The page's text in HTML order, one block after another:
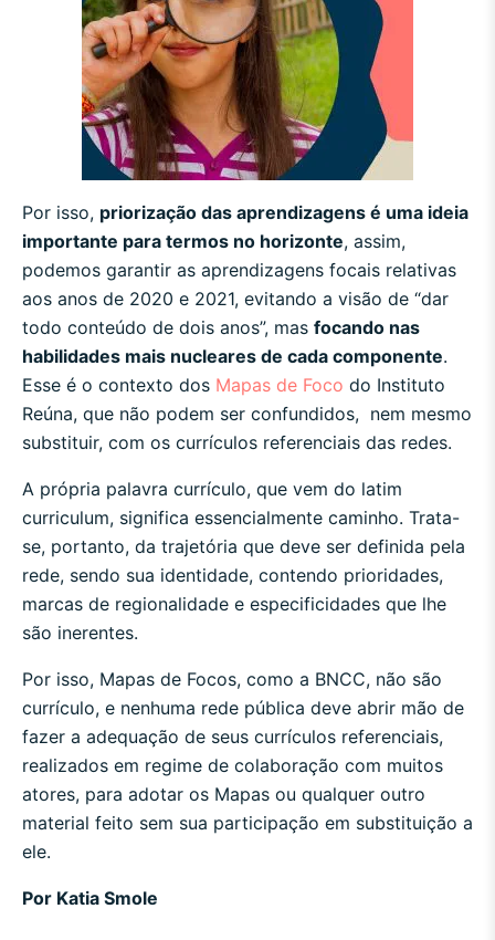
Por isso, priorização das aprendizagens é uma ideia
importante para termos no horizonte, assim,
podemos garantir as aprendizagens focais relativas
aos anos de 2020 e 2021, evitando a visão de “dar
todo conteúdo de dois anos”, mas focando nas
habilidades mais nucleares de cada componente.
Esse é o contexto dos Mapas de Foco do Instituto
Reúna, que não podem ser confundidos, nem mesmo
substituir, com os currículos referenciais das redes.
A própria palavra currículo, que vem do latim
curriculum, significa essencialmente caminho. Trata-
se, portanto, da trajetória que deve ser definida pela
rede, sendo sua identidade, contendo prioridades,
marcas de regionalidade e especificidades que lhe
são inerentes.
Por isso, Mapas de Focos, como a BNCC, não são
currículo, e nenhuma rede pública deve abrir mão de
fazer a adequação de seus currículos referenciais,
realizados em regime de colaboração com muitos
atores, para adotar os Mapas ou qualquer outro
material feito sem sua participação em substituição a
ele.
Por Katia Smole